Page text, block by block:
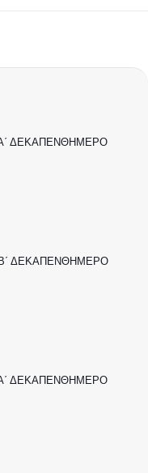
ΔΕΚΑΠΕΝΘΗΜΕΡΟ
ΔΕΚΑΠΕΝΘΗΜΕΡΟ
ΔΕΚΑΠΕΝΘΗΜΕΡΟ